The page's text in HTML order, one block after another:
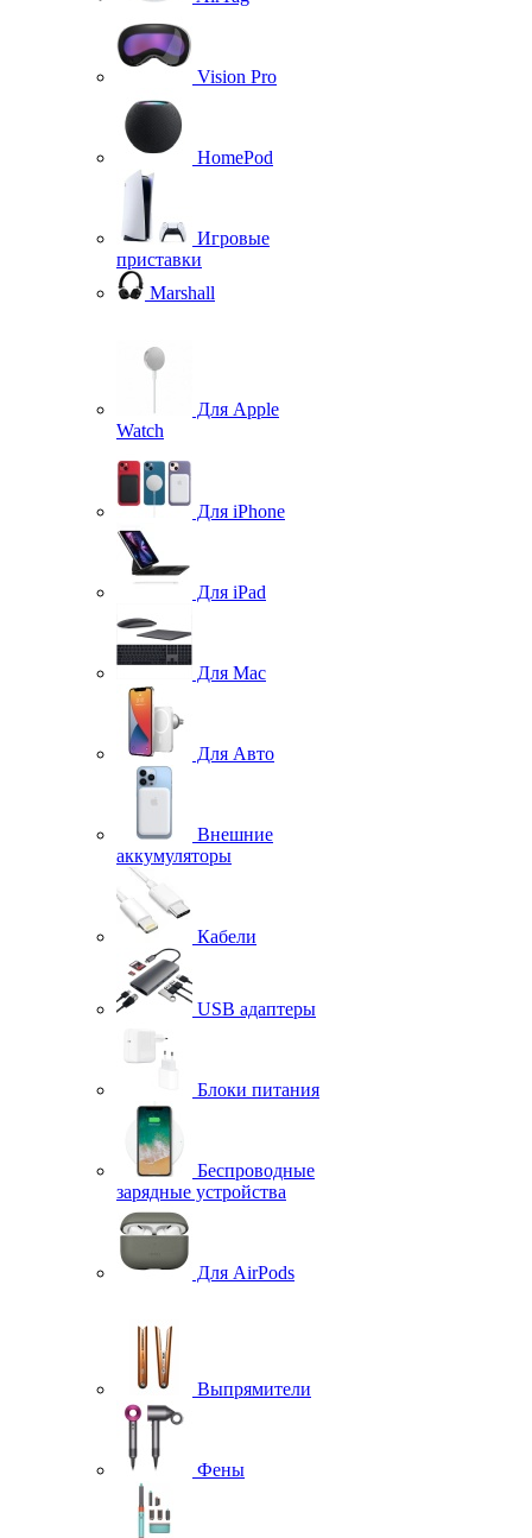
Vision Pro
HomePod
Игровые
приставки
Marshall
Для Apple
Watch
Для iPhone
Для iPad
Для Mac
Для Авто
Внешние
аккумуляторы
Кабели
USB адаптеры
Блоки питания
Беспроводные
зарядные устройства
Для AirPods
Выпрямители
Фены